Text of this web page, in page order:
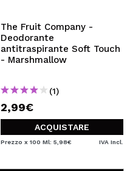
The Fruit Company -
Deodorante
antitraspirante Soft Touch
- Marshmallow
(1)
2,99€
ACQUISTARE
Prezzo x 100 Ml: 5,98€ IVA Incl.